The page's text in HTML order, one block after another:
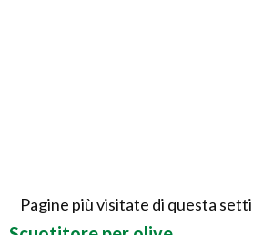
Pagine più visitate di questa